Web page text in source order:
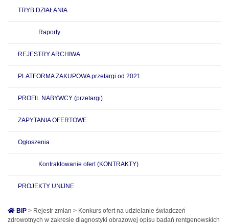
TRYB DZIAŁANIA
Raporty
REJESTRY ARCHIWA
PLATFORMA ZAKUPOWA przetargi od 2021
PROFIL NABYWCY (przetargi)
ZAPYTANIA OFERTOWE
Ogłoszenia
Kontraktowanie ofert (KONTRAKTY)
PROJEKTY UNIJNE
BIP > Rejestr zmian > Konkurs ofert na udzielanie świadczeń
zdrowotnych w zakresie diagnostyki obrazowej opisu badań rentgenowskich